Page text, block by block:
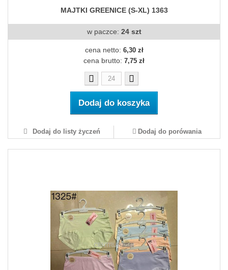
MAJTKI GREENICE (S-XL) 1363
w paczce: 24 szt
cena netto: 6,30 zł
cena brutto: 7,75 zł
Dodaj do koszyka
Dodaj do listy życzeń Dodaj do porówania